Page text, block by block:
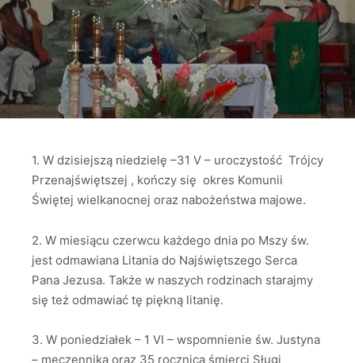
1. W dzisiejszą niedzielę –31 V – uroczystość Trójcy
Przenajświętszej , kończy się okres Komunii
Świętej wielkanocnej oraz nabożeństwa majowe.
2. W miesiącu czerwcu każdego dnia po Mszy św.
jest odmawiana Litania do Najświętszego Serca
Pana Jezusa. Także w naszych rodzinach starajmy
się też odmawiać tę piękną litanię.
3. W poniedziałek – 1 VI – wspomnienie św. Justyna
– męczennika oraz 35 rocznica śmierci Sługi